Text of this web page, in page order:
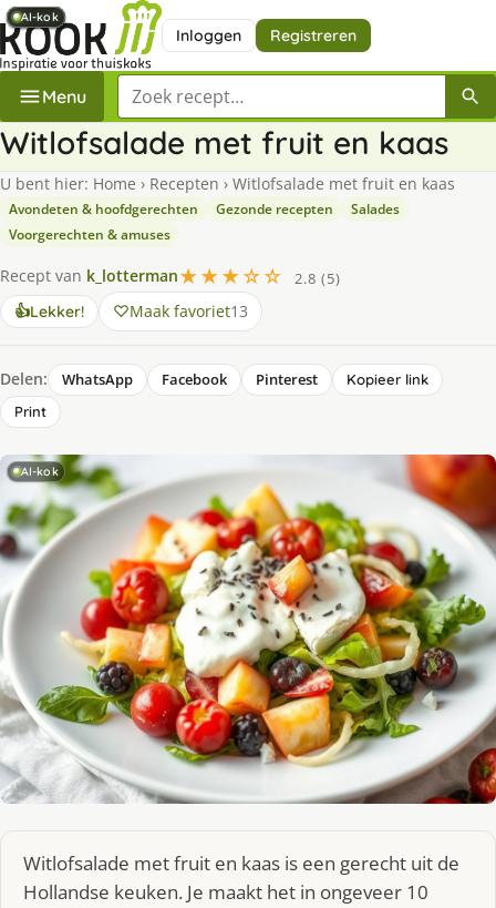
Inloggen Registreren
Menu Zoek een recept
Witlofsalade met fruit en kaas
U bent hier: Home › Recepten › Witlofsalade met fruit en kaas
Avondeten & hoofdgerechten Gezonde recepten
Salades
Voorgerechten & amuses
Recept van k_lotterman★★★☆☆
2.8 (5)
👍Lekker! Maak favoriet13
Delen: WhatsApp Facebook Pinterest
Kopieer link
Print
AI-kok
Witlofsalade met fruit en kaas is een gerecht uit de
Hollandse keuken. Je maakt het in ongeveer 10
AI-kok
AI-kok
AI-kok
AI-kok
AI-kok
AI-kok
AI-kok